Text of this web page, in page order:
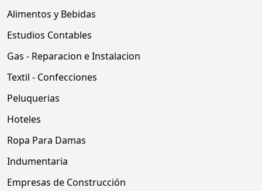
Alimentos y Bebidas
Estudios Contables
Gas - Reparacion e Instalacion
Textil - Confecciones
Peluquerias
Hoteles
Ropa Para Damas
Indumentaria
Empresas de Construcción